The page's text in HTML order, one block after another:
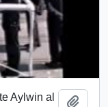
Aylwin al